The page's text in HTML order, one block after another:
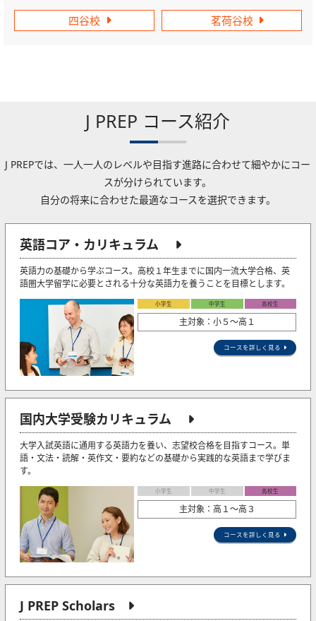
四谷校 茗荷谷校
J PREP コース紹介
J PREPでは、一人一人のレベルや目指す進路に合わせて細やかにコー
スが分けられています。
自分の将来に合わせた最適なコースを選択できます。
英語コア・カリキュラム
英語力の基礎から学ぶコース。高校１年生までに国内一流大学合格、英
語圏大学留学に必要とされる十分な英語力を養うことを目標とします。
小学生 中学生 高校生
主対象：小５〜高１
コースを詳しく見る
国内大学受験カリキュラム
大学入試英語に通用する英語力を養い、志望校合格を目指すコース。単
語・文法・読解・英作文・要約などの基礎から実践的な英語まで学びま
す。
小学生 中学生 高校生
主対象：高１～高３
コースを詳しく見る
J PREP Scholars